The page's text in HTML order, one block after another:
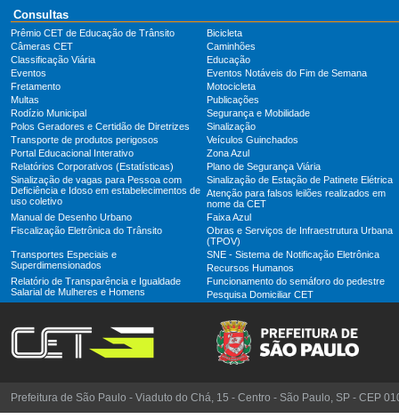
Consultas
Prêmio CET de Educação de Trânsito
Bicicleta
Câmeras CET
Caminhões
Classificação Viária
Educação
Eventos
Eventos Notáveis do Fim de Semana
Fretamento
Motocicleta
Multas
Publicações
Rodízio Municipal
Segurança e Mobilidade
Polos Geradores e Certidão de Diretrizes
Sinalização
Transporte de produtos perigosos
Veículos Guinchados
Portal Educacional Interativo
Zona Azul
Relatórios Corporativos (Estatísticas)
Plano de Segurança Viária
Sinalização de vagas para Pessoa com
Deficiência e Idoso em estabelecimentos de
uso coletivo
Sinalização de Estação de Patinete Elétrica
Atenção para falsos leilões realizados em
nome da CET
Manual de Desenho Urbano
Faixa Azul
Fiscalização Eletrônica do Trânsito
Obras e Serviços de Infraestrutura Urbana
(TPOV)
Transportes Especiais e
Superdimensionados
SNE - Sistema de Notificação Eletrônica
Recursos Humanos
Relatório de Transparência e Igualdade
Salarial de Mulheres e Homens
Funcionamento do semáforo do pedestre
Pesquisa Domiciliar CET
Prefeitura de São Paulo - Viaduto do Chá, 15 - Centro - São Paulo, SP - CEP